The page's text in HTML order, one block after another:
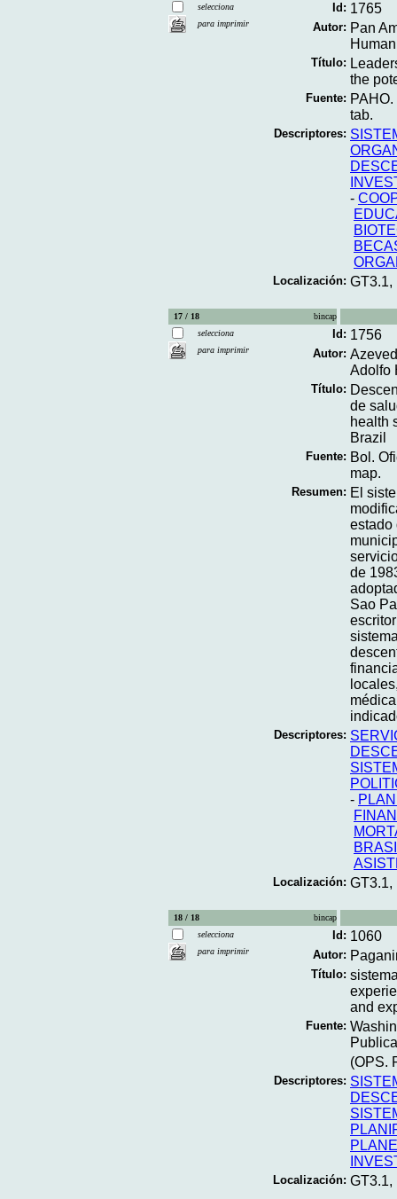
selecciona
para imprimir
Id: 1765
Autor: Pan
Título:
the
Fuente:
tab.
Descriptores:
-
Localización: GT3.1,
17 / 18
bincap
selecciona
para imprimir
Id: 1756
Autor:
Adolfo
Título:
de
health
Brazil
Fuente: Bol.
map.
Resumen: El
estado
de
Sao
Descriptores:
-
Localización: GT3.1,
18 / 18
bincap
selecciona
para imprimir
Id: 1060
Autor:
Título:
and
Fuente:
(OPS.
Descriptores:
Localización: GT3.1,